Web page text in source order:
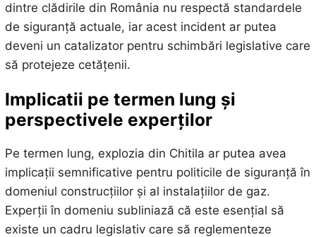
dintre clădirile din România nu respectă standardele
de siguranță actuale, iar acest incident ar putea
deveni un catalizator pentru schimbări legislative care
să protejeze cetățenii.
Implicatii pe termen lung și
perspectivele experților
Pe termen lung, explozia din Chitila ar putea avea
implicații semnificative pentru politicile de siguranță în
domeniul construcțiilor și al instalațiilor de gaz.
Experții în domeniu subliniază că este esențial să
existe un cadru legislativ care să reglementeze